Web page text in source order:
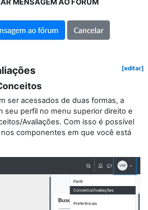
MENSAGEM AO FÓRUM
[editar]
ser acessados de duas formas, a
seu perfil no menu superior direito e
Avaliações. Com isso é possível
componentes em que você está